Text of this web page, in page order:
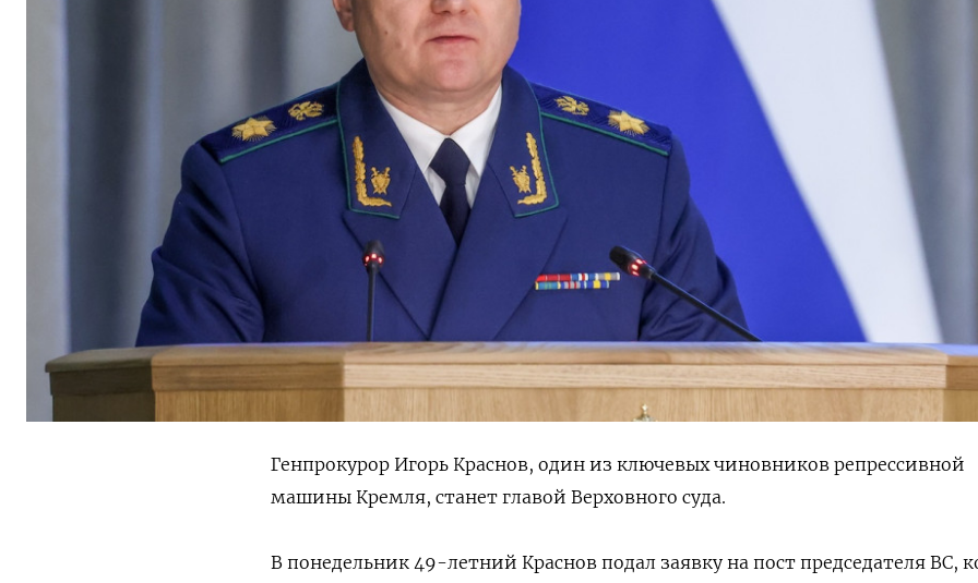
Генпрокурор Игорь Краснов, один из ключевых чиновников репрессивной
машины Кремля, станет главой Верховного суда.
В понедельник 49-летний Краснов подал заявку на пост председателя ВС,